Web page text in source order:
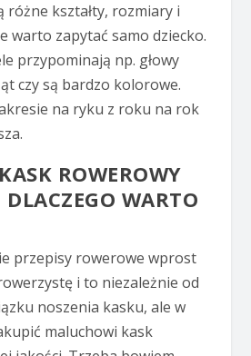
różne kształty, rozmiary i
warto zapytać samo dziecko.
przypominają np. głowy
czy są bardzo kolorowe.
na ryku z roku na rok
ROWEROWY
DLACZEGO WARTO
przepisy rowerowe wprost
i to niezależnie od
noszenia kasku, ale w
maluchowi kask